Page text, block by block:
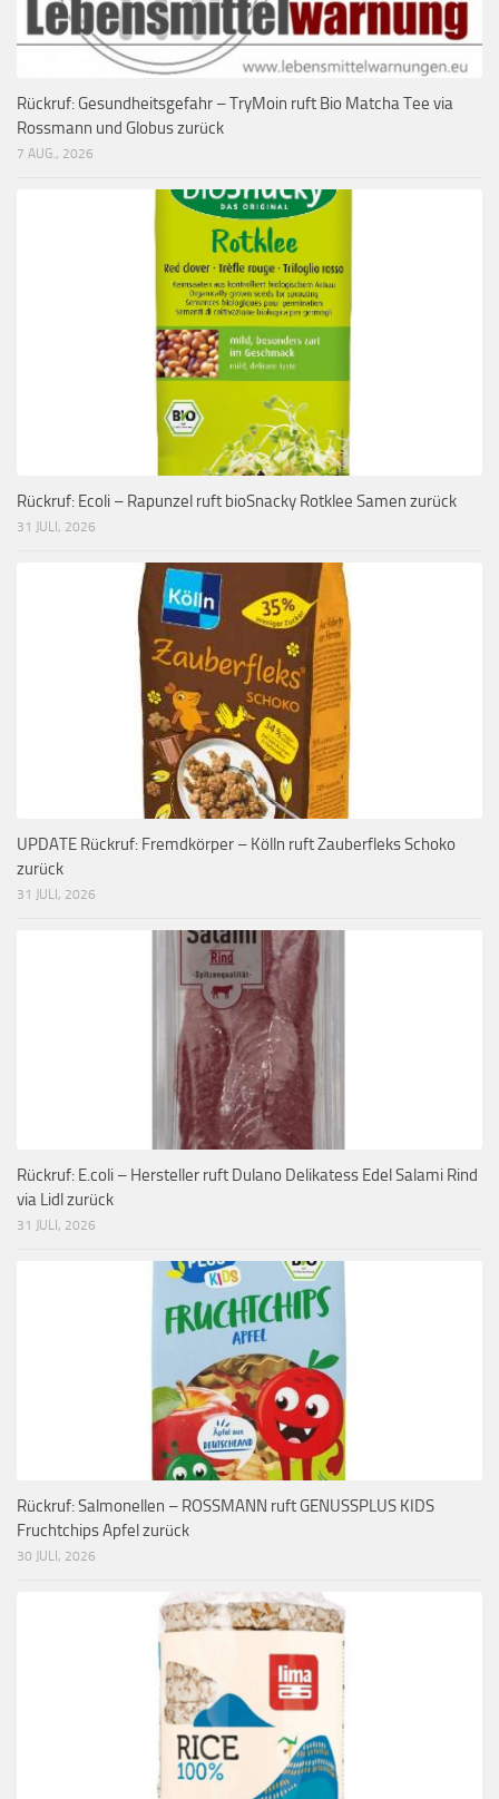
Rückruf: Gesundheitsgefahr – TryMoin ruft Bio Matcha Tee via
Rossmann und Globus zurück
7 AUG., 2026
Rückruf: Ecoli – Rapunzel ruft bioSnacky Rotklee Samen zurück
31 JULI, 2026
UPDATE Rückruf: Fremdkörper – Kölln ruft Zauberfleks Schoko
zurück
31 JULI, 2026
Rückruf: E.coli – Hersteller ruft Dulano Delikatess Edel Salami Rind
via Lidl zurück
31 JULI, 2026
Rückruf: Salmonellen – ROSSMANN ruft GENUSSPLUS KIDS
Fruchtchips Apfel zurück
30 JULI, 2026